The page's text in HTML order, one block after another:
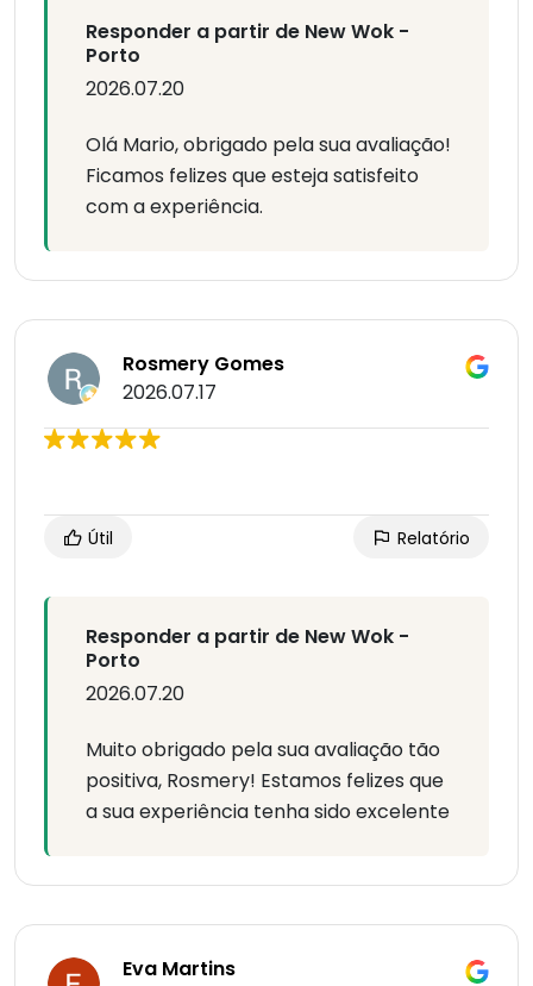
Responder a partir de New Wok -
Porto
2026.07.20
Olá Mario, obrigado pela sua avaliação!
Ficamos felizes que esteja satisfeito
com a experiência.
Rosmery Gomes
2026.07.17
Útil Relatório
Responder a partir de New Wok -
Porto
2026.07.20
Muito obrigado pela sua avaliação tão
positiva, Rosmery! Estamos felizes que
a sua experiência tenha sido excelente
Eva Martins